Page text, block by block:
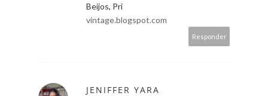
Beijos, Pri
vintage.blogspot.com
Responder
JENIFFER YARA